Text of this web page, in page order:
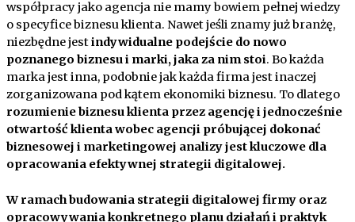
współpracy jako agencja nie mamy bowiem pełnej wiedzy
o specyfice biznesu klienta. Nawet jeśli znamy już branżę,
niezbędne jestindywidualne podejście do nowo
poznanego biznesu i marki, jaka za nim stoi. Bo każda
marka jest inna, podobnie jak każda firma jest inaczej
zorganizowana pod kątem ekonomiki biznesu. To dlatego
rozumienie biznesu klienta przez agencję i jednocześnie
otwartość klienta wobec agencji próbującej dokonać
biznesowej i marketingowej analizy jest kluczowe dla
opracowania efektywnej strategii digitalowej.
W ramach budowania strategii digitalowej firmy oraz
opracowywania konkretnego planu działań i praktyk